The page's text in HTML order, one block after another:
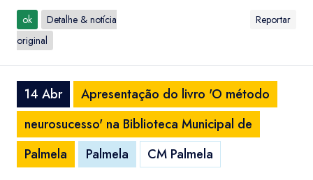
ok
Detalhe & notícia
original
Reportar
14 Abr
Apresentação do livro 'O método
neurosucesso' na Biblioteca Municipal de
Palmela
Palmela CM Palmela